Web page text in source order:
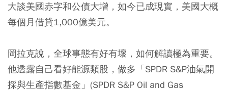
大談美國赤字和公債大增，如今已成現實，美國大概
每個月借貸1,000億美元。
岡拉克說，全球事態有好有壞，如何解讀極為重要。
他透露自己看好能源類股，做多「SPDR S&P油氣開
採與生產指數基金」(SPDR S&P Oil and Gas